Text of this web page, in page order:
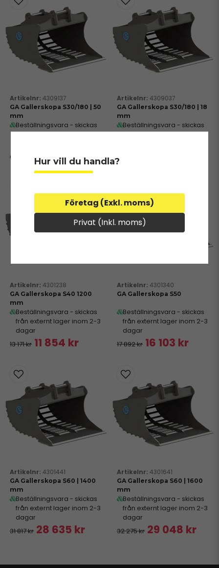
4309137
GA Gallerskopa S30/180 | 50
mm
Beställningsvara - skickas
från externt lager inom 2-3
9 795 kr 8 816 kr
4309037
GA Gallerskopa S30/180 | 18
mm
Beställningsvara - skickas
från externt lager inom 2-3
9 795 kr
4301238
GA Gallerskopa S40 1200
mm
Beställningsvara - skickas
från externt lager inom 2-3
dagar
13 171 kr 11 854 kr
4301340
GA Gallerskopa S50
Beställningsvara - skickas
från externt lager inom 2-3
dagar
17 892 kr 16 103 kr
4301441
GA Gallerskopa S60 | 1400
mm
Beställningsvara - skickas
från externt lager inom 2-3
dagar
31 817 kr 28 635 kr
4301641
GA Gallerskopa S60 | 1600
mm
Beställningsvara - skickas
från externt lager inom 2-3
dagar
32 275 kr 29 048 kr
Hur vill du handla?
Företag (Exkl. moms)
Privat (Inkl. moms)